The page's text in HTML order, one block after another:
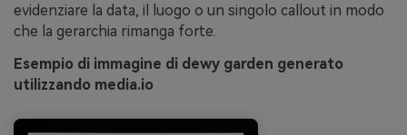
evidenziare la data, il luogo o un singolo callout in modo
che la gerarchia rimanga forte.
Esempio di immagine di dewy garden generato
utilizzando media.io